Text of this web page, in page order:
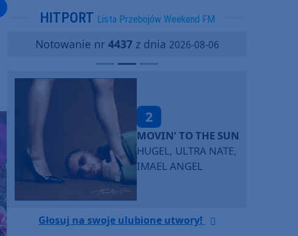
informuje o
i ofertach
najmu
SPC, WPC i
kamienny
HITPORT Lista Przebojów Weekend FM
Notowanie nr 4437z dnia 2026-08-06
2
MOVIN’ TO THE SUN
HUGEL, ULTRA NATE,
IMAEL ANGEL
Głosuj na swoje ulubione utwory!